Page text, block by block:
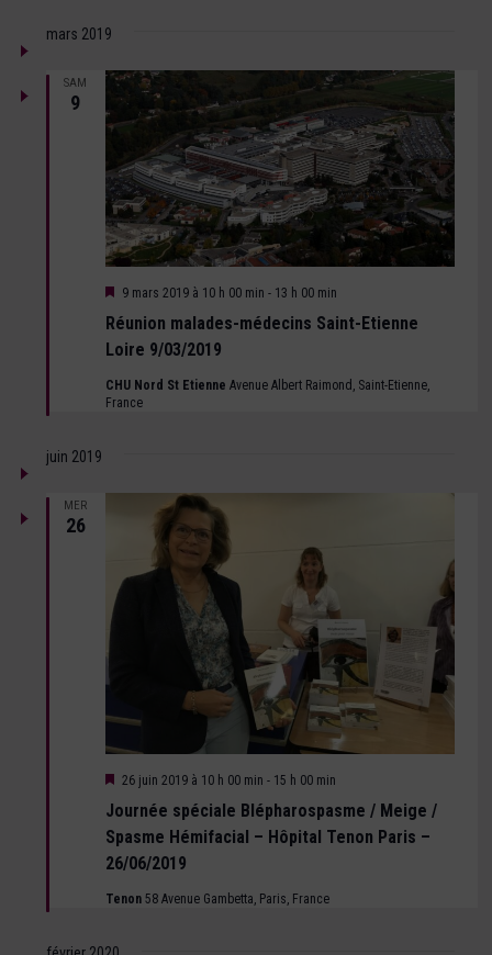
mars 2019
SAM
9
Réunion malades-médecins Saint-Etienne
Loire 9/03/2019
Mis
avant
9 mars 2019 à 10 h 00 min - 13 h 00 min
CHU Nord St Etienne Avenue Albert Raimond, Saint-Etienne,
France
juin 2019
MER
26
Journée spéciale Blépharospasme / Meige /
Spasme Hémifacial – Hôpital Tenon Paris –
26/06/2019
Mis
avant
26 juin 2019 à 10 h 00 min - 15 h 00 min
Tenon 58 Avenue Gambetta, Paris, France